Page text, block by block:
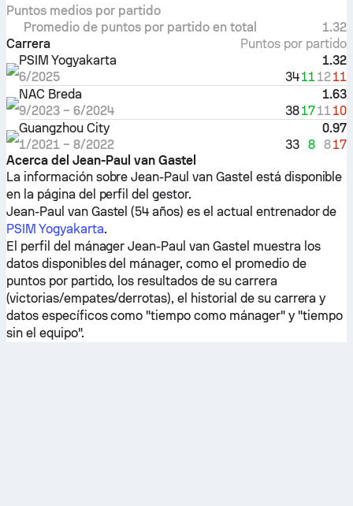
Puntos medios por partido
Promedio de puntos por partido en total
1.32
Carrera
Puntos por partido
PSIM Yogyakarta
1.32
6/2025
34111211
NAC Breda
1.63
9/2023– 6/2024 381711 10
Guangzhou City
0.97
1/2021– 8/2022 33 8 817
Acerca del Jean-Paul van Gastel
La información sobre Jean-Paul van Gastel está disponible
en la página del perfil del gestor.
Jean-Paul van Gastel (54 años) es el actual entrenador de
PSIM Yogyakarta.
El perfil del mánager Jean-Paul van Gastel muestra los
datos disponibles del mánager, como el promedio de
puntos por partido, los resultados de su carrera
(victorias/empates/derrotas), el historial de su carrera y
datos específicos como "tiempo como mánager" y "tiempo
sin el equipo".